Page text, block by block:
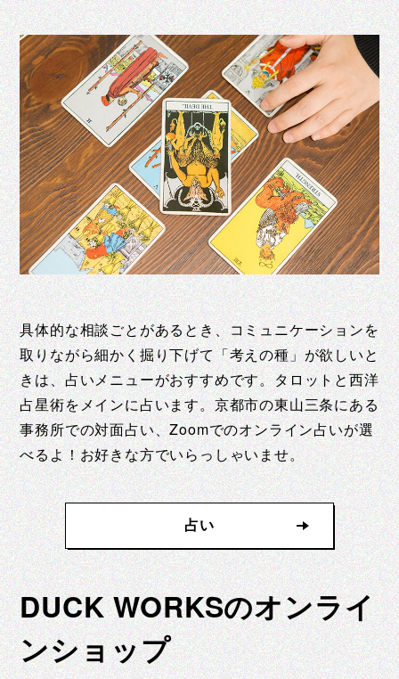
具体的な相談ごとがあるとき、コミュニケーションを
取りながら細かく掘り下げて「考えの種」が欲しいと
きは、占いメニューがおすすめです。タロットと西洋
占星術をメインに占います。京都市の東山三条にある
事務所での対面占い、Zoomでのオンライン占いが選
べるよ！お好きな方でいらっしゃいませ。
占い
DUCK WORKSのオンライ
ンショップ